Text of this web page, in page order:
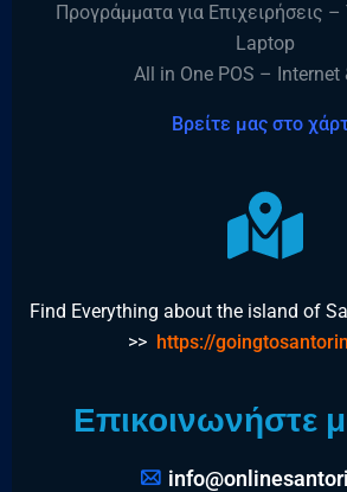
Προγράμματα για Επιχειρήσεις
Laptop
All in One POS – Internet
Βρείτε μας στο
Find Everything about the island of
>> https://
Επικοινωνήστε